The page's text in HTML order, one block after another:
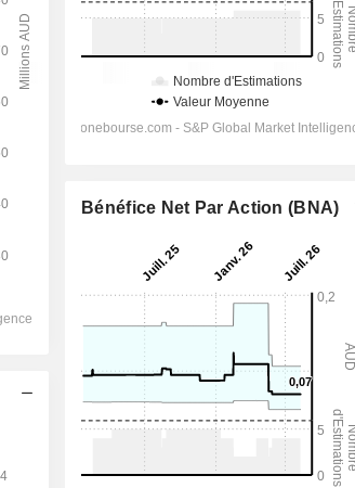
Bénéfice Net Par Action (BNA)